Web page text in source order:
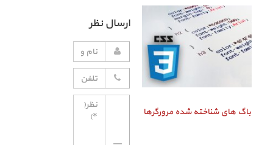
باگ‌ های شناخته شده مرورگرها
ارسال نظر